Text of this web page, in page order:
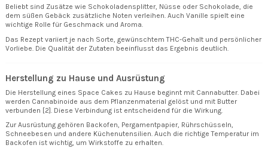
Beliebt sind Zusätze wie Schokoladensplitter, Nüsse oder Schokolade, die
dem süßen Gebäck zusätzliche Noten verleihen. Auch Vanille spielt eine
wichtige Rolle für Geschmack und Aroma.
Das Rezept variiert je nach Sorte, gewünschtem THC-Gehalt und persönlicher
Vorliebe. Die Qualität der Zutaten beeinflusst das Ergebnis deutlich.
Herstellung zu Hause und Ausrüstung
Die Herstellung eines Space Cakes zu Hause beginnt mit Cannabutter. Dabei
werden Cannabinoide aus dem Pflanzenmaterial gelöst und mit Butter
verbunden [2]. Diese Verbindung ist entscheidend für die Wirkung.
Zur Ausrüstung gehören Backofen, Pergamentpapier, Rührschüsseln,
Schneebesen und andere Küchenutensilien. Auch die richtige Temperatur im
Backofen ist wichtig, um Wirkstoffe zu erhalten.